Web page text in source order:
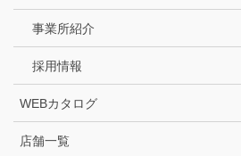
事業所紹介
採用情報
WEBカタログ
店舗一覧